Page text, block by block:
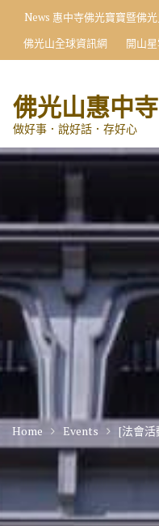
content
News 惠中寺佛光寶寶暨佛
佛光山全球資訊網
開山
佛光山惠中寺
做好事．說好話．存好心
Home Events [法會活